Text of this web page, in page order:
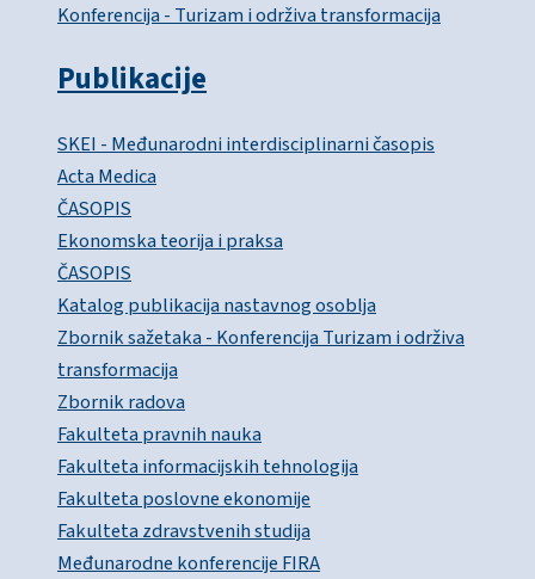
Konferencija - Turizam i održiva transformacija
Publikacije
SKEI - Međunarodni interdisciplinarni časopis
Acta Medica
ČASOPIS
Ekonomska teorija i praksa
ČASOPIS
Katalog publikacija nastavnog osoblja
Zbornik sažetaka - Konferencija Turizam i održiva
transformacija
Zbornik radova
Fakulteta pravnih nauka
Fakulteta informacijskih tehnologija
Fakulteta poslovne ekonomije
Fakulteta zdravstvenih studija
Međunarodne konferencije FIRA